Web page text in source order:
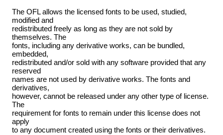
The OFL allows the licensed fonts to be used, studied,
modified and
redistributed freely as long as they are not sold by
themselves. The
fonts, including any derivative works, can be bundled,
embedded,
redistributed and/or sold with any software provided that any
reserved
names are not used by derivative works. The fonts and
derivatives,
however, cannot be released under any other type of license.
The
requirement for fonts to remain under this license does not
apply
to any document created using the fonts or their derivatives.